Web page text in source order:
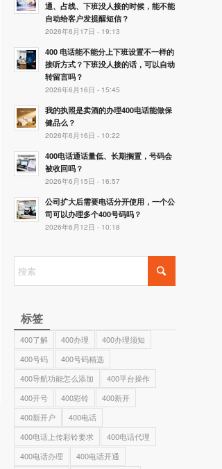
通、占线、下班没人接的时候，能不能
自动给客户发提醒短信？
2026年6月17日 - 19:13
400 电话能不能分上下班设置不一样的
接听方式？下班没人接的话，可以自动
转留言吗？
2026年6月16日 - 15:45
我的执照是卖酒的办理400电话能做保
健品么？
2026年6月16日 - 10:22
400电话通话量低、长期搁置，号码会
被收回吗？
2026年6月15日 - 16:57
公司扩大后需要电话分开使用，一个公
司可以办理多个400号码吗？
2026年6月12日 - 10:18
标签
400了解 400办理
400办理须知
400号码
400号码精选
400导航功能怎么添加
400平台操作
400开号
400彩铃
400新开
400新开户
400电话
400电话上传彩铃要求
400电话代理
400电话办理
400电话开通